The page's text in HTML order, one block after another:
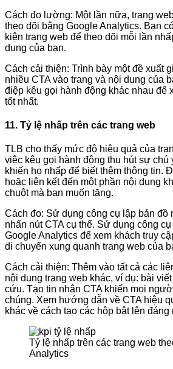
Cách đo lường: Một lần nữa, trang
theo dõi bằng Google Analytics. Bạn
kiện trang web để theo dõi mỗi lần
dung của bạn.
Cách cải thiện: Trình bày một đề xuất
nhiều CTA vào trang và nội dung của
điệp kêu gọi hành động khác nhau để
tốt nhất.
11. Tỷ lệ nhấp trên các trang web
TLB cho thấy mức độ hiệu quả của
việc kêu gọi hành động thu hút sự
khiến họ nhấp để biết thêm thông tin.
hoặc liên kết đến một phần nội dung
chuột mà bạn muốn tăng.
Cách đo: Sử dụng công cụ lập bản đồ
nhấn nút CTA cụ thể. Sử dụng công
Google Analytics để xem khách truy
di chuyển xung quanh trang web của
Cách cải thiện: Thêm vào tất cả các
nội dung trang web khác, ví dụ: bài
cứu. Tạo tin nhắn CTA khiến mọi
chúng. Xem hướng dẫn về CTA hiệu
khác về cách tạo các hộp bật lên đáng
Tỷ lệ nhấp trên các trang web
Analytics